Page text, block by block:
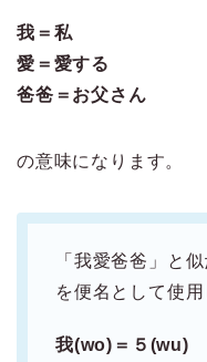
我＝私
愛＝愛する
爸爸＝お父さん
の意味になります。
「我愛爸爸」と
を便名として使用
我(wo)＝５(wu)